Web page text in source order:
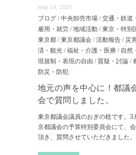
May 14, 2026
ブログ / 中央卸売市場 / 交通・鉄道
雇用・就労 / 地域活動 / 東京・特別
東京都 / 東京都議会 / 活動報告 / 災
済・観光 / 福祉・介護・医療 / 自然
現規制・表現の自由 / 質疑・討論 /
防災・防犯
地元の声を中心に！都議
会で質問しました。
東京都議会議員のおぎの稔です。3
京都議会の予算特別委員会にて、
頂き、質問させていただきました